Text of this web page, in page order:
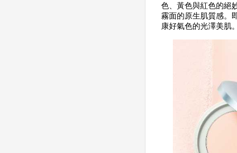
色、黃色與紅色的絕
霧面的原生肌質感。
康好氣色的光澤美肌。